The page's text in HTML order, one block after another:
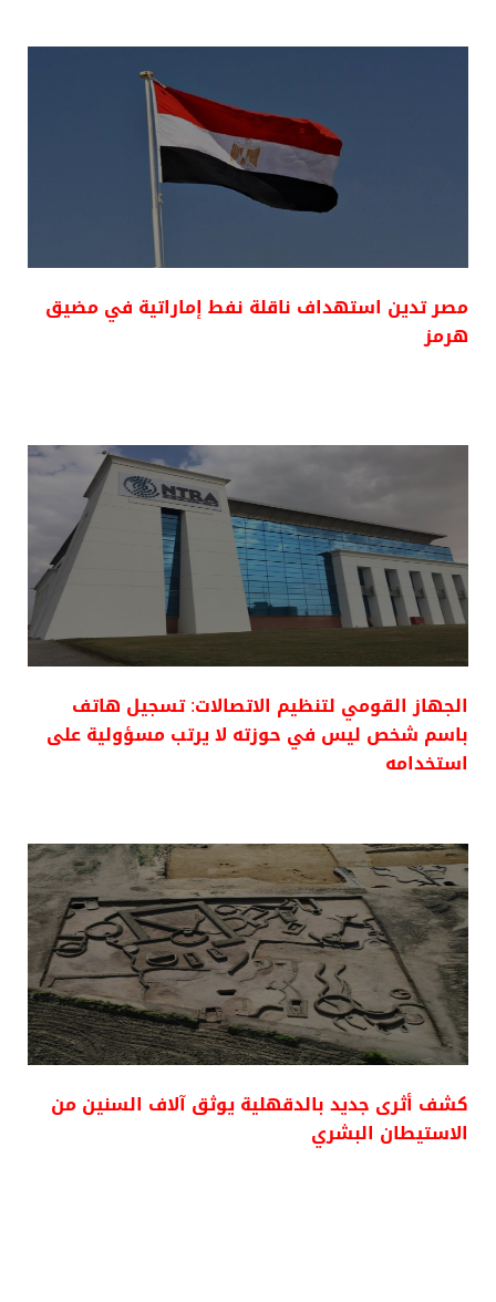
مصر تدين استهداف ناقلة نفط إماراتية في مضيق
هرمز
الجهاز القومي لتنظيم الاتصالات: تسجيل هاتف
باسم شخص ليس في حوزته لا يرتب مسؤولية على
استخدامه
كشف أثرى جديد بالدقهلية يوثق آلاف السنين من
الاستيطان البشري